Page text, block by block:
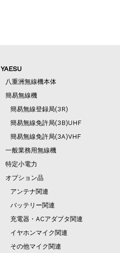
YAESU
八重洲無線機本体
簡易無線機
簡易無線登録局(3R)
簡易無線免許局(3B)UHF
簡易無線免許局(3A)VHF
一般業務用無線機
特定小電力
オプション品
アンテナ関連
バッテリー関連
充電器・ACアダプタ関連
イヤホンマイク関連
その他マイク関連